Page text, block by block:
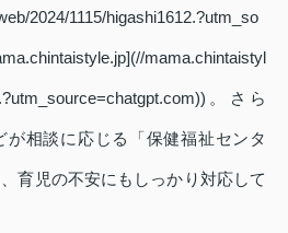
2024/1115/higashi1612.?utm_so
mama.chintaistyl
。さら
が相談に応じる「保健福祉センタ
育児の不安にもしっかり対応して